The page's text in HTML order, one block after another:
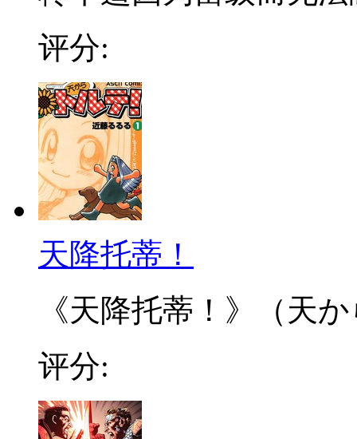
评分:
天降托蒂！
《天降托蒂！》（天
评分: